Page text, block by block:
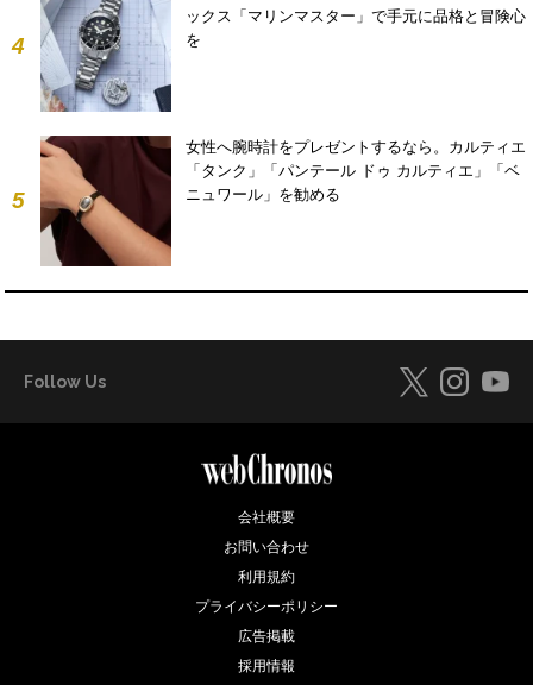
4
ックス「マリンマスター」で手元に品格と冒険心
を
5
女性へ腕時計をプレゼントするなら。カルティエ
「タンク」「パンテール ドゥ カルティエ」「ベ
ニュワール」を勧める
Follow Us
会社概要
お問い合わせ
利用規約
プライバシーポリシー
広告掲載
採用情報